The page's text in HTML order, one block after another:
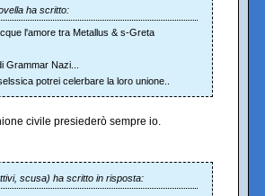
ha scritto:
l'amore tra Metallus & s-Greta
Grammar Nazi...
potrei celerbare la loro unione..
civile presiederò sempre io.
scusa) ha scritto in risposta: